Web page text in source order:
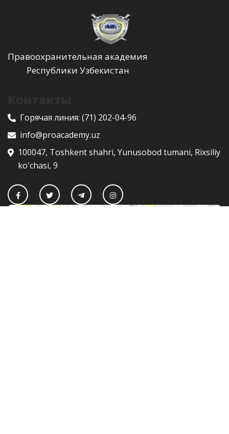
Правоохранительная академия
Республики Узбекистан
Горячая линия: (71) 202-04-96
info@proacademy.uz
100047, Toshkent shahri, Yunusobod tumani, Rixsiliy
ko'chasi, 9